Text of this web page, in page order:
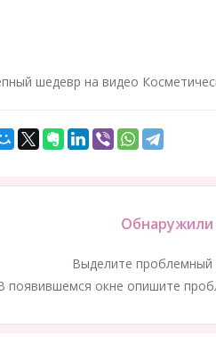
шедевр на видео
Обнаружили
Выделите проблемный
появившемся окне опишите